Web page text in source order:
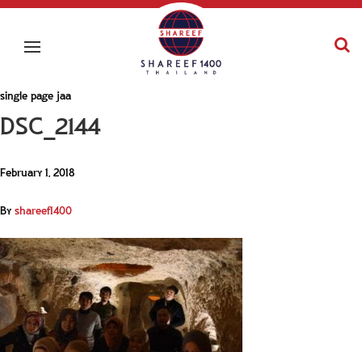
single page jaa
DSC_2144
February 1, 2018
Byshareef1400